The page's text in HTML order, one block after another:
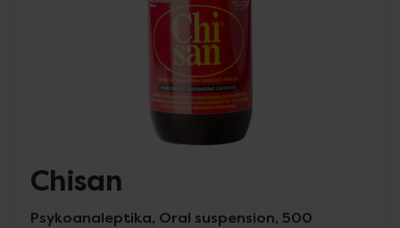
Chisan
Psykoanaleptika, Oral suspension, 500